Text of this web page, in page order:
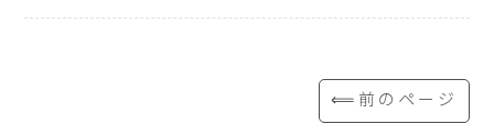
⟸前のページ